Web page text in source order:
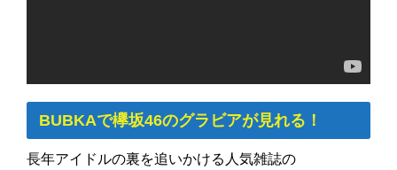
BUBKAで欅坂46のグラビアが見れる！
長年アイドルの裏を追いかける人気雑誌の